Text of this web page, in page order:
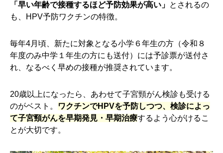
「早い年齢で接種するほど予防効果が高い」 とされるの
も、HPV予防ワクチンの特徴。
毎年4月頃、新たに対象となる小学６年生の方（令和８
年度のみ中学１年生の方にも送付）には予診票が送付さ
れ、なるべく早めの接種が推奨されています。
20歳以上になったら、あわせて子宮頸がん検診も受ける
のがベスト。
ワクチンでHPVを予防しつつ、検診によっ
て子宮頸がんを早期発見・早期治療するよう心がけるこ
とが大切です。